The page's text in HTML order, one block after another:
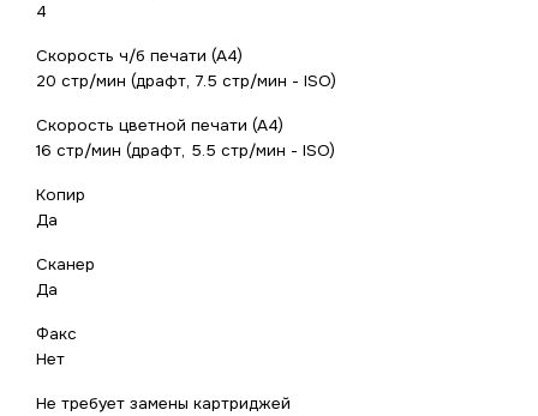
4
Скорость ч/б печати (А4)
20 стр/мин (драфт, 7.5 стр/мин - ISO)
Скорость цветной печати (А4)
16 стр/мин (драфт, 5.5 стр/мин - ISO)
Копир
Да
Сканер
Да
Факс
Нет
Не требует замены картриджей